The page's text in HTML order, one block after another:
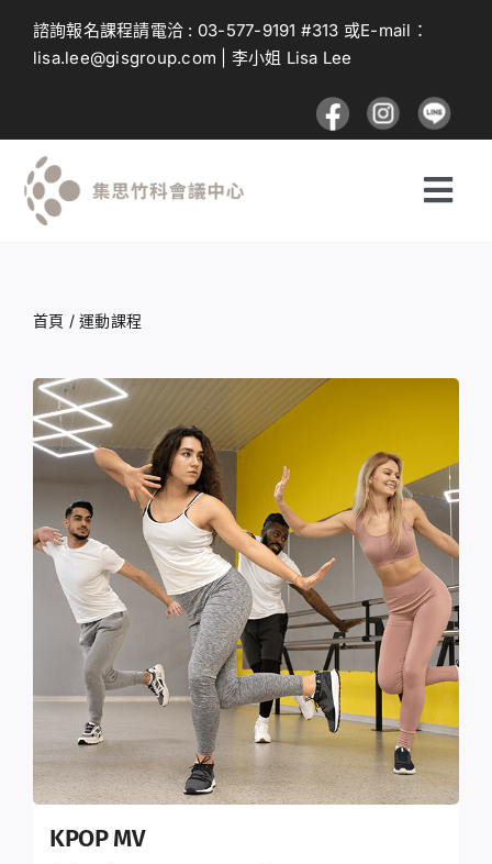
諮詢報名課程請電洽 : 03-577-9191 #313 或E-mail：
lisa.lee@gisgroup.com | 李小姐 Lisa Lee
建議與回饋
登入及註冊流程
登入 / 註冊
購物車
首頁 /運動課程
KPOP MV